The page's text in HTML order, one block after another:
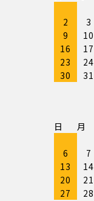
2
3
9
10
16
17
23
24
30
31
日
月
6
7
13
14
20
21
27
28